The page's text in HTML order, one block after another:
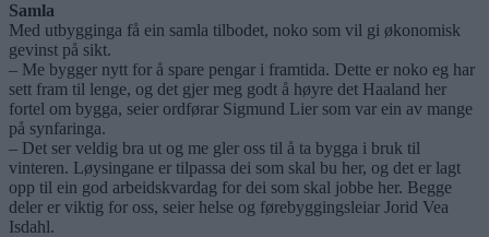
Samla
Med utbygginga få ein samla tilbodet, noko som vil gi økonomisk
gevinst på sikt.
– Me bygger nytt for å spare pengar i framtida. Dette er noko eg har
sett fram til lenge, og det gjer meg godt å høyre det Haaland her
fortel om bygga, seier ordførar Sigmund Lier som var ein av mange
på synfaringa.
– Det ser veldig bra ut og me gler oss til å ta bygga i bruk til
vinteren. Løysingane er tilpassa dei som skal bu her, og det er lagt
opp til ein god arbeidskvardag for dei som skal jobbe her. Begge
deler er viktig for oss, seier helse og førebyggingsleiar Jorid Vea
Isdahl.